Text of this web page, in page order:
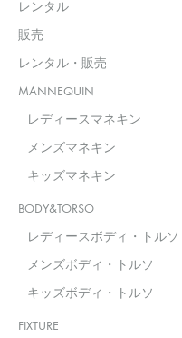
レンタル
販売
レンタル・販売
MANNEQUIN
レディースマネキン
メンズマネキン
キッズマネキン
BODY&TORSO
レディースボディ・トルソ
メンズボディ・トルソ
キッズボディ・トルソ
FIXTURE